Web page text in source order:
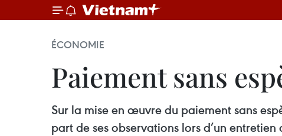
ÉCONOMIE
Paiement sans
Sur la mise en œuvre du paiement sans
part de ses observations lors d’un entretien